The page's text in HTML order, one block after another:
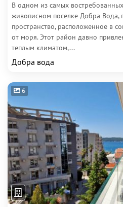
В одном из самых
живописном поселке Добра Вода,
пространство, расположенное в
от моря. Этот район давно
теплым климатом,...
Добра вода
6